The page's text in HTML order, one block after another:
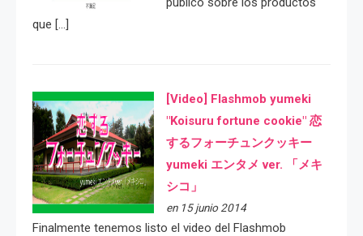
que […]
[Video] Flashmob yumeki
"Koisuru fortune cookie" 恋
するフォーチュンクッキー
yumeki エンタメ ver. 「メキ
シコ」
en 15 junio 2014
Finalmente tenemos listo el video del Flashmob